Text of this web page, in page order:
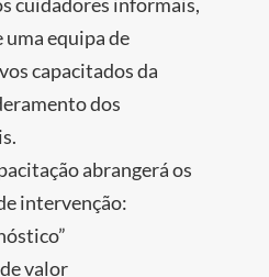
uma equipa de
capacitados da
dos
abrangerá os
intervenção:
valor